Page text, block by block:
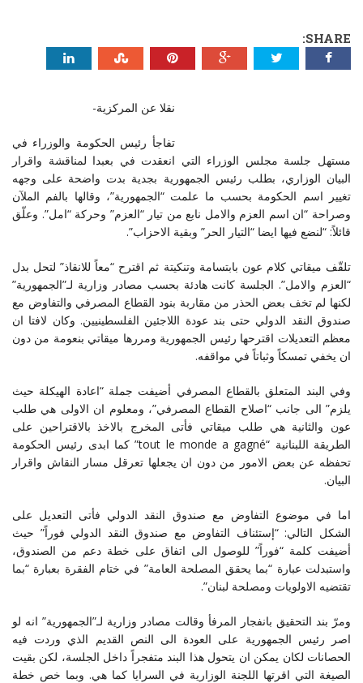
SHARE:
نقلا عن المركزية-
تفاجأ رئيس الحكومة والوزراء في
مستهل جلسة مجلس الوزراء التي انعقدت في بعبدا لمناقشة واقرار
البيان الوزاري، بطلب رئيس الجمهورية بجدية بدت واضحة على وجهه
تغيير اسم الحكومة بحسب ما علمت “الجمهورية”، وقالها بالفم الملآن
وصراحة “ان اسم العزم والامل نابع من تيار “العزم” وحركة “امل”. وعلّق
قائلاً: “لنضع فيها ايضا “التيار الحر” وبقية الاحزاب”.
تلقّف ميقاتي كلام عون بابتسامة وتنكيتة ثم اقترح “معاً للانقاذ” لتحل بدل
“العزم والامل”. الجلسة كانت هادئة بحسب مصادر وزارية لـ”الجمهورية”
لكنها لم تخف بعض الحذر من مقاربة بنود القطاع المصرفي والتفاوض مع
صندوق النقد الدولي حتى بند عودة اللاجئين الفلسطينيين. وكان لافتا ان
معظم التعديلات اقترحها رئيس الجمهورية ومررها ميقاتي بنعومة من دون
ان يخفي تمسكاً وثباتاً في مواقفه.
وفي البند المتعلق بالقطاع المصرفي أضيفت جملة “اعادة الهيكلة حيث
يلزم” الى جانب “اصلاح القطاع المصرفي”، ومعلوم ان الاولى هي طلب
عون والثانية هي طلب ميقاتي فأتى المخرج بالاخذ بالاقتراحين على
الطريقة اللبنانية “tout le monde a gagné” كما ابدى رئيس الحكومة
تحفظه عن بعض الامور من دون ان يجعلها تعرقل مسار النقاش واقرار
البيان.
اما في موضوع التفاوض مع صندوق النقد الدولي فأتى التعديل على
الشكل التالي: “إستئناف التفاوض مع صندوق النقد الدولي فوراً” حيث
أضيفت كلمة “فوراً” للوصول الى اتفاق على خطة دعم من الصندوق،
واستبدلت عبارة “بما يحقق المصلحة العامة” في ختام الفقرة بعبارة “بما
تقتضيه الاولويات ومصلحة لبنان”.
ومرّ بند التحقيق بانفجار المرفأ وقالت مصادر وزارية لـ”الجمهورية” انه لو
اصر رئيس الجمهورية على العودة الى النص القديم الذي وردت فيه
الحصانات لكان يمكن ان يتحول هذا البند متفجراً داخل الجلسة، لكن بقيت
الصيغة التي اقرتها اللجنة الوزارية في السرايا كما هي. وبما خص خطة